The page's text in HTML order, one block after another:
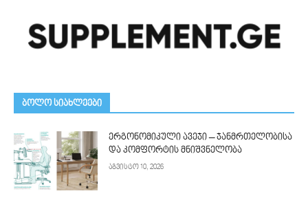
ᲑᲝᲚᲝ ᲡᲘᲐᲮᲚᲔᲔᲑᲘ
ერგონომიკული ავეჯი – ჯანმრთელობისა
და კომფორტის მნიშვნელობა
აგვისტო 10, 2026